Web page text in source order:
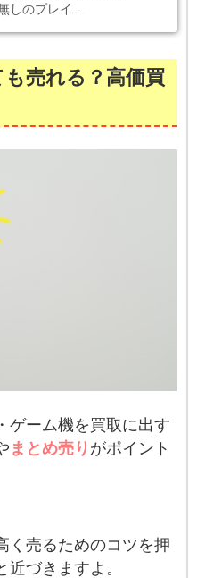
しのプレイ…
売れる？高価買
ゲーム機を買取に出す
まとめ売り がポイント
く売るためのコツを押
づきますよ。